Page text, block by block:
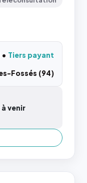
Tiers payant
Fossés (94)
venir